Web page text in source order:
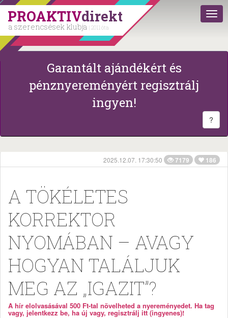
PROAKTIVdirekt
a szerencsések klubja | 2011 óta
Garantált ajándékért és
pénznyereményért regisztrálj
ingyen!
?
2025.12.07. 17:30:50 7179 186
A TÖKÉLETES
KORREKTOR
NYOMÁBAN – AVAGY
HOGYAN TALÁLJUK
MEG AZ „IGAZIT”?
A hír elolvasásával 500 Ft-tal növelheted a nyereményedet. Ha tag
vagy, jelentkezz be, ha új vagy, regisztrálj itt (ingyenes)!